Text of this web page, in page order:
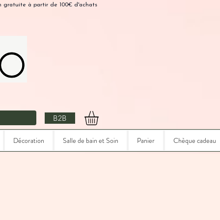
gratuite à partir de 100€ d'achats
B2B
Décoration Salle de bain et Soin Panier Chèque cadeau